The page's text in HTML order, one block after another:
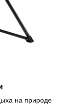
на природе